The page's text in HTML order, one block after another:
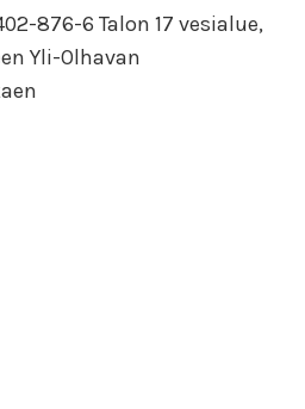
876-6 Talon 17 vesialue,
Yli-Olhavan